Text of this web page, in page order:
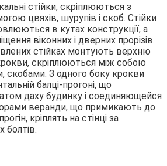
стійки, скріплюються з
цвяхів, шурупів і скоб. Стійки
в кутах конструкції, а
віконних і дверних прорізів.
стійках монтують верхню
скріплюються між собою
скобами. З одного боку крокви
балці-прогоні, що
даху будинку і соединяющейся
веранди, що примикають до
кріплять на стінці за
болтів.